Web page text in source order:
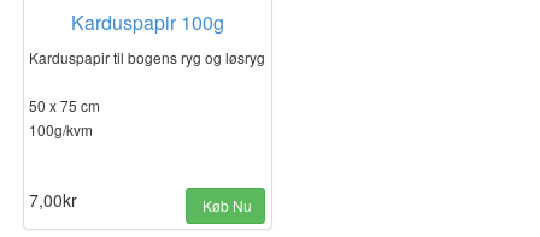
Karduspapir 100g
Karduspapir til bogens ryg og løsryg
50 x 75 cm
100g/kvm
Pris pr. ark…
7,00kr Køb Nu